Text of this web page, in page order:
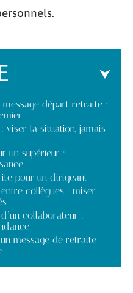
départ retraite :
viser la situation, jamais
un supérieur :
pour un dirigeant
collègues : miser
collaborateur :
message de retraite